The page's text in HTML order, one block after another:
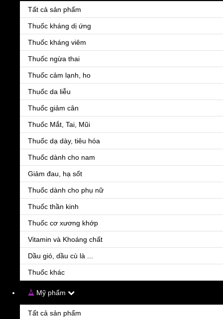
Tất cả sản phẩm
Thuốc kháng dị ứng
Thuốc kháng viêm
Thuốc ngừa thai
Thuốc cảm lạnh, ho
Thuốc da liễu
Thuốc giảm cân
Thuốc Mắt, Tai, Mũi
Thuốc dạ dày, tiêu hóa
Thuốc dành cho nam
Giảm đau, hạ sốt
Thuốc dành cho phụ nữ
Thuốc thần kinh
Thuốc cơ xương khớp
Vitamin và Khoáng chất
Dầu gió, dầu cù là ...
Thuốc khác
Mỹ phẩm
Tất cả sản phẩm
Bcs Durex Love
55.000đ
Giúp hỗ trợ ngăn ngừa mang thai ngoài ý muốn. Giúp kéo dài thời gian quan hệ, làm chủ
phòng tránh các bệnh truyền nhiễm, l
55.000đ